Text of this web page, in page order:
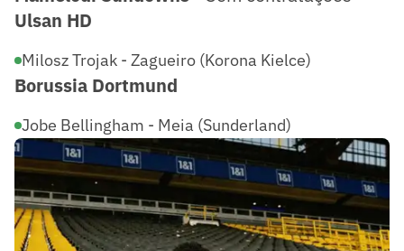
Ulsan HD
Milosz Trojak - Zagueiro (Korona Kielce)
Borussia Dortmund
Jobe Bellingham - Meia (Sunderland)